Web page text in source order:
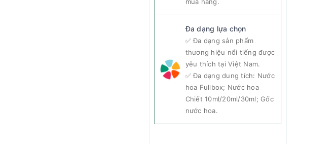
Đa dạng lựa chọn
✅ Đa dạng sản phẩm
thương hiệu nổi tiếng được
yêu thích tại Việt Nam.
✅ Đa dạng dung tích: Nước
hoa Fullbox; Nước hoa
Chiết 10ml/20ml/30ml; Gốc
nước hoa.